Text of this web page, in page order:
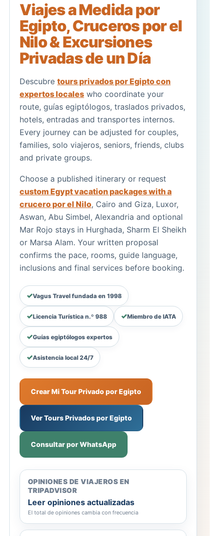
Viajes a Medida por
Egipto,Cruceros por el
Nilo&Excursiones
Privadas de un Día
Descubre tours privados por Egipto con
expertos locales who coordinate your
route, guías egiptólogos, traslados privados,
hotels, entradas and transportes internos.
Every journey can be adjusted for couples,
families, solo viajeros, seniors, friends, clubs
and private groups.
Choose a published itinerary or request
custom Egypt vacation packages with a
crucero por el Nilo, Cairo and Giza, Luxor,
Aswan, Abu Simbel, Alexandria and optional
Mar Rojo stays in Hurghada, Sharm El Sheikh
or Marsa Alam. Your written proposal
confirms the pace, rooms, guide language,
inclusions and final services before booking.
Vagus Travel fundada en 1998
Licencia Turística n.º 988 Miembro de IATA
Guías egiptólogos expertos
Asistencia local 24/7
Crear Mi Tour Privado por Egipto
Ver Tours Privados por Egipto
Consultar por WhatsApp
OPINIONES DE VIAJEROS EN
TRIPADVISOR
Leer opiniones actualizadas
El total de opiniones cambia con frecuencia